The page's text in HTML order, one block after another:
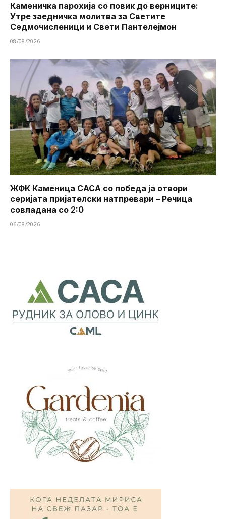
Каменичка парохија со повик до верниците:
Утре заедничка молитва за Светите
Седмочисленици и Свети Пантелејмон
08/08/2026
ЖФК Каменица САСА со победа ја отвори
серијата пријателски натпревари – Речица
совладана со 2:0
06/08/2026